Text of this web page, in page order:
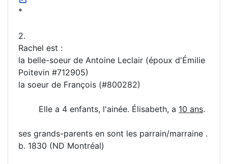
*
2.
Rachel est :
la belle-soeur de Antoine Leclair (époux d'Émilie
Poitevin #712905)
la soeur de François (#800282)
Elle a 4 enfants, l'ainée. Élisabeth, a 10 ans.
ses grands-parents en sont les parrain/marraine .
b. 1830 (ND Montréal)